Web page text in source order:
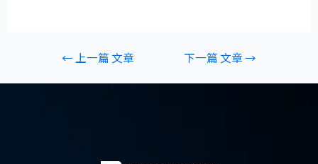
←上一篇 文章 下一篇 文章→